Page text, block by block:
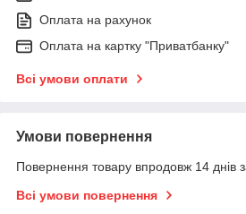
Оплата на рахунок
Оплата на картку "Приватбанку"
Всі умови оплати
Умови повернення
Повернення товару впродовж 14 днів
Всі умови повернення